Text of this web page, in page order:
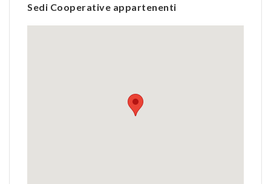
Sedi Cooperative appartenenti